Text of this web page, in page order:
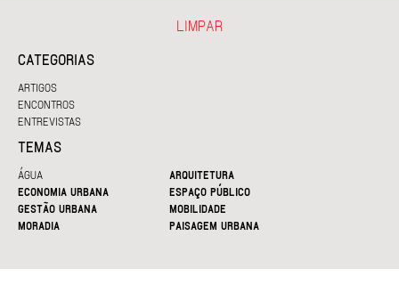
CATEGORIAS
ARTIGOS
ENCONTROS
ENTREVISTAS
TEMAS
ÁGUA
ARQUITETURA
ECONOMIA URBANA
ESPAÇO PÚBLICO
GESTÃO URBANA
MOBILIDADE
MORADIA
PAISAGEM URBANA
LIMPAR